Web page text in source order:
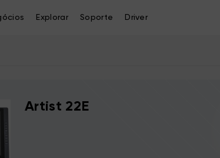
Explorar Soporte Driver
Artist 22E